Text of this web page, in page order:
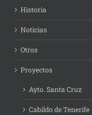
Historia
Noticias
Otros
Proyectos
Ayto. Santa Cruz
Cabildo de Tenerife